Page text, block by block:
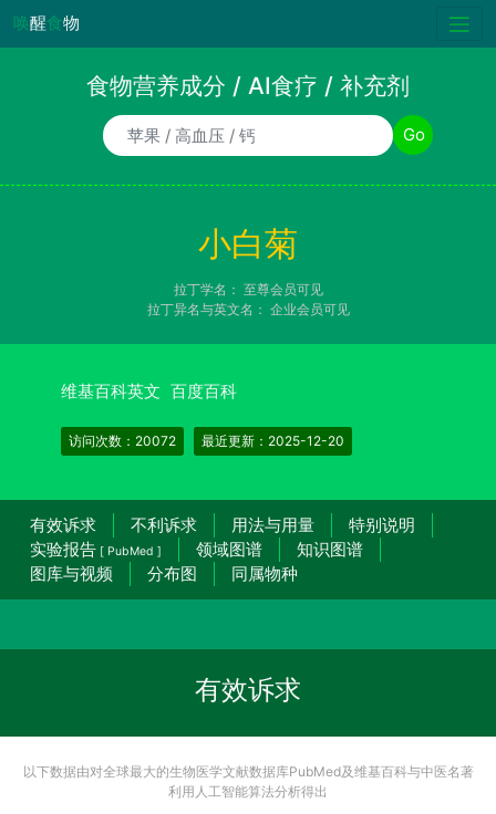
唤醒食物
食物营养成分 / AI食疗 / 补充剂
食物/AI食疗诉求/补充剂名称 Go
小白菊
拉丁学名： 至尊会员可见
拉丁异名与英文名： 企业会员可见
维基百科英文 百度百科
访问次数：20072 最近更新：2025-12-20
有效诉求 不利诉求 用法与用量
特别说明
实验报告 [ PubMed ] 领域图谱
知识图谱
图库与视频
分布图 同属物种
有效诉求
以下数据由对全球最大的生物医学文献数据库PubMed及维基百科与中医名著
利用人工智能算法分析得出